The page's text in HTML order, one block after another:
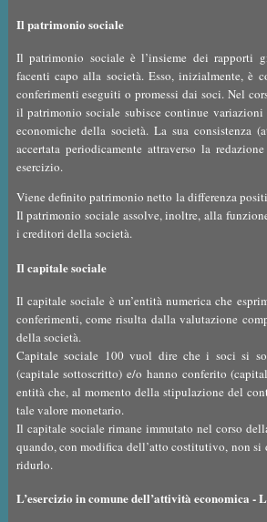
Il patrimonio sociale
Il patrimonio sociale è l’insieme dei rapporti
facenti capo alla società. Esso, inizialmente, è
conferimenti eseguiti o promessi dai soci. Nel
il patrimonio sociale subisce continue
economiche della società. La sua consistenza
accertata periodicamente attraverso la
esercizio.
Viene definito patrimonio netto la differenza
Il patrimonio sociale assolve, inoltre, alla
i creditori della società.
Il capitale sociale
Il capitale sociale è un’entità numerica che
conferimenti, come risulta dalla valutazione
della società.
Capitale sociale 100 vuol dire che i soci si
(capitale sottoscritto) e/o hanno conferito
entità che, al momento della stipulazione del
tale valore monetario.
Il capitale sociale rimane immutato nel corso
quando, con modifica dell’atto costitutivo, non si
ridurlo.
L’esercizio in comune dell’attività economica -